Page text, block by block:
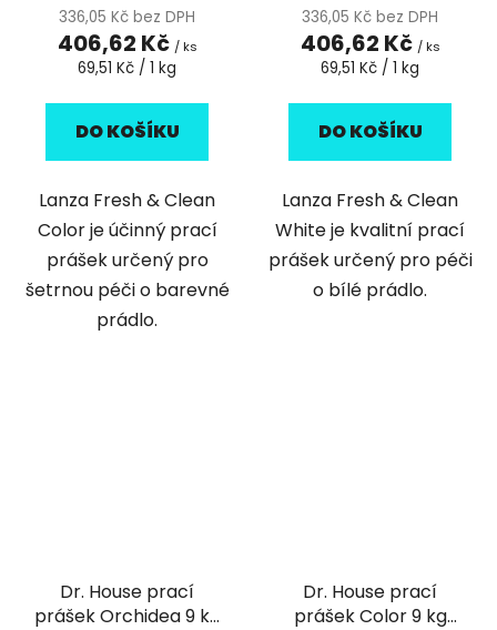
336,05 Kč bez DPH
406,62 Kč / ks
Měrná
69,51 Kč / 1 kg
DO KOŠÍKU
Lanza Fresh & Clean
Color je účinný prací
prášek určený pro
šetrnou péči o barevné
prádlo.
336,05 Kč bez DPH
406,62 Kč / ks
Měrná
69,51 Kč / 1 kg
DO KOŠÍKU
Lanza Fresh & Clean
White je kvalitní prací
prášek určený pro péči
o bílé prádlo.
Dr. House prací
prášek Orchidea 9 kg
Dr. House prací
prášek Color 9 kg